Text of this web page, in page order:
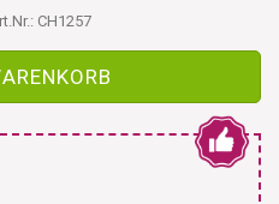
CH1257